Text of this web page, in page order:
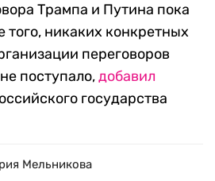
Трампа и Путина пока
того, никаких конкретных
переговоров
поступало,добавил
государства
Мельникова